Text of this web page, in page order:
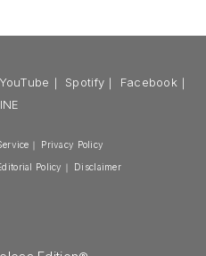
YouTube ｜ Spotify ｜ Facebook｜
｜ Privacy Policy
Policy ｜ Disclaimer